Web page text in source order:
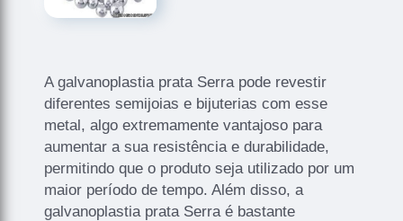
A galvanoplastia prata Serra pode revestir
diferentes semijoias e bijuterias com esse
metal, algo extremamente vantajoso para
aumentar a sua resistência e durabilidade,
permitindo que o produto seja utilizado por um
maior período de tempo. Além disso, a
galvanoplastia prata Serra é bastante